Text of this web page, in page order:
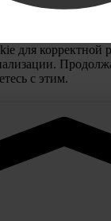
для корректной
с этим.